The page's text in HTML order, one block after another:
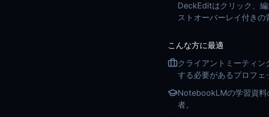
DeckEditはクリック、
ストオーバーレイ付きの
こんな方に最適
クライアントミーティ
する必要があるプロフェ
NotebookLMの学習資料
者。